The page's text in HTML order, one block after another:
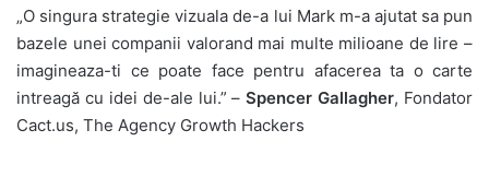
„O singura strategie vizuala de-a lui Mark m-a ajutat sa pun
bazele unei companii valorand mai multe milioane de lire –
imagineaza-ti ce poate face pentru afacerea ta o carte
intreagă cu idei de-ale lui.” –Spencer Gallagher, Fondator
Cact.us, The Agency Growth Hackers